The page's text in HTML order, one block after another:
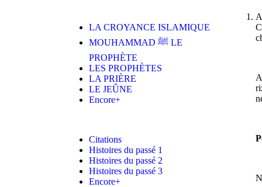
LA CROYANCE ISLAMIQUE
MOUHAMMAD ﷺ LE
PROPHÈTE
LES PROPHÈTES
LA PRIÈRE
LE JEÛNE
Encore+
Citations
Histoires du passé 1
Histoires du passé 2
Histoires du passé 3
Encore+